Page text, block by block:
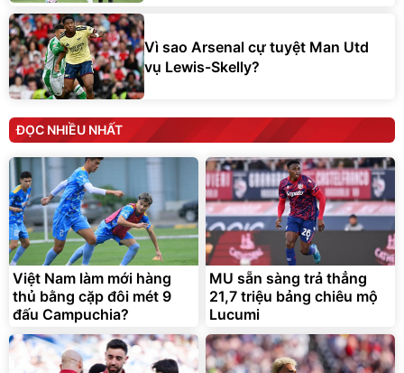
Vì sao Arsenal cự tuyệt Man Utd
vụ Lewis-Skelly?
ĐỌC NHIỀU NHẤT
Việt Nam làm mới hàng
thủ bằng cặp đôi mét 9
đấu Campuchia?
MU sẵn sàng trả thẳng
21,7 triệu bảng chiêu mộ
Lucumi